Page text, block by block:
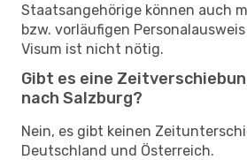
Staatsangehörige können auch
bzw. vorläufigen
Visum ist nicht nötig.
Gibt es eine
nach Salzburg?
Nein, es gibt keinen
Deutschland und Österreich.